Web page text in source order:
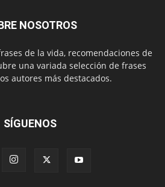
NOSOTROS
de la vida, recomendaciones de
una variada selección de frases
autores más destacados.
SÍGUENOS